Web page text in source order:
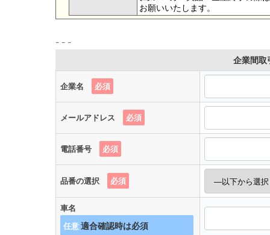
お願いいたします。
企業間取
企業名 必須
メールアドレス 必須
電話番号 必須
品番の選択 必須
車名
任意